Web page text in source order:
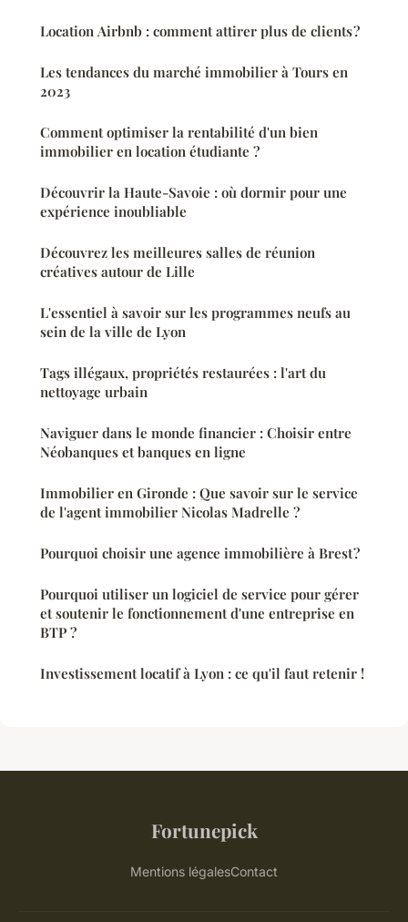
Location Airbnb : comment attirer plus de clients ?
Les tendances du marché immobilier à Tours en
2023
Comment optimiser la rentabilité d'un bien
immobilier en location étudiante ?
Découvrir la Haute-Savoie : où dormir pour une
expérience inoubliable
Découvrez les meilleures salles de réunion
créatives autour de Lille
L'essentiel à savoir sur les programmes neufs au
sein de la ville de Lyon
Tags illégaux, propriétés restaurées : l'art du
nettoyage urbain
Naviguer dans le monde financier : Choisir entre
Néobanques et banques en ligne
Immobilier en Gironde : Que savoir sur le service
de l'agent immobilier Nicolas Madrelle ?
Pourquoi choisir une agence immobilière à Brest ?
Pourquoi utiliser un logiciel de service pour gérer
et soutenir le fonctionnement d'une entreprise en
BTP ?
Investissement locatif à Lyon : ce qu'il faut retenir !
Fortunepick
Mentions légalesContact